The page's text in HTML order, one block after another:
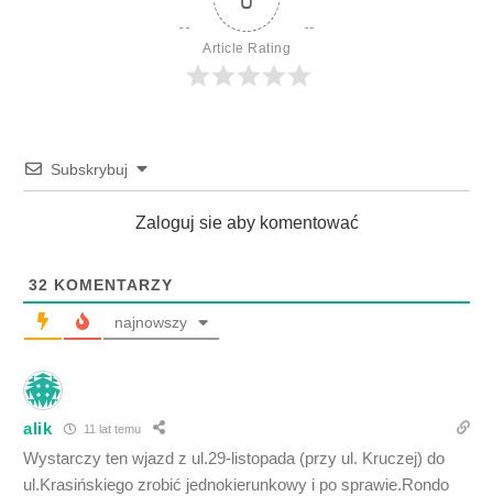
Article Rating
Subskrybuj
Zaloguj sie aby komentować
32 KOMENTARZY
najnowszy
alik 11 lat temu
Wystarczy ten wjazd z ul.29-listopada (przy ul. Kruczej) do
ul.Krasińskiego zrobić jednokierunkowy i po sprawie.Rondo